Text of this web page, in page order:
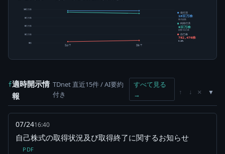
0株
3百万株
5百万株
8百万株
10百万株
24/7 25/7
発行済
10百万株
株式総数
純発行済
9百万株
総数-自己株
自己株
782,470株
8.18%
f適時開示情
報
TDnet 直近15件 / AI要約
付き
すべて見る
→
↑ ↓ ×
07/2416:40
自己株式の取得状況及び取得終了に関するお知らせ
PDF